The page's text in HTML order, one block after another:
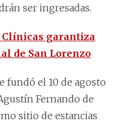
ser ingresadas.
Clínicas garantiza
de San Lorenzo
fundó el 10 de agosto
Fernando de
sitio de estancias